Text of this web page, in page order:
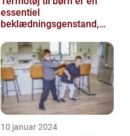
essentiel
beklædningsgenstand,
rolle i at holde vor...
10 januar 2024